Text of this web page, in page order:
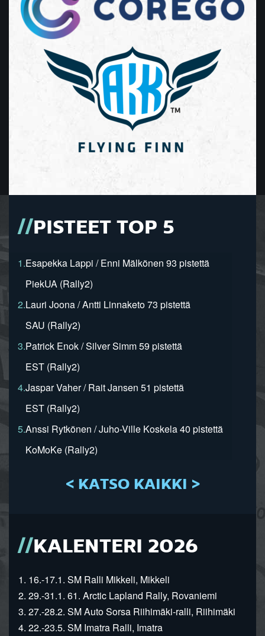
PISTEET TOP 5
1.Esapekka Lappi / Enni Mälkönen 93 pistettä
PiekUA (Rally2)
2.Lauri Joona / Antti Linnaketo 73 pistettä
SAU (Rally2)
3.Patrick Enok / Silver Simm 59 pistettä
EST (Rally2)
4.Jaspar Vaher / Rait Jansen 51 pistettä
EST (Rally2)
5.Anssi Rytkönen / Juho-Ville Koskela 40 pistettä
KoMoKe (Rally2)
< KATSO KAIKKI >
KALENTERI 2026
1. 16.-17.1. SM Ralli Mikkeli, Mikkeli
2. 29.-31.1. 61. Arctic Lapland Rally, Rovaniemi
3. 27.-28.2. SM Auto Sorsa Riihimäki-ralli, Riihimäki
4. 22.-23.5. SM Imatra Ralli, Imatra